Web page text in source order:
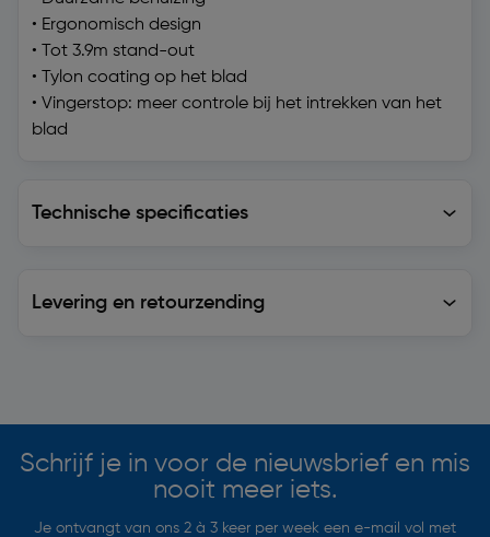
• Ergonomisch design
• Tot 3.9m stand-out
• Tylon coating op het blad
• Vingerstop: meer controle bij het intrekken van het
blad
Technische specificaties
Levering en retourzending
Schrijf je in voor de nieuwsbrief en mis
nooit meer iets.
Je ontvangt van ons 2 à 3 keer per week een e-mail vol met